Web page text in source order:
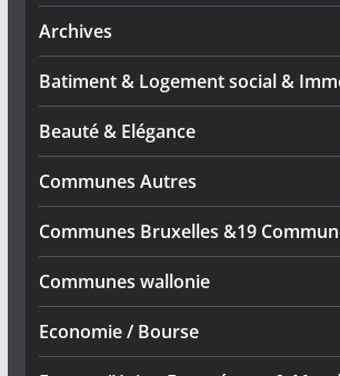
Archives
Batiment & Logement social &
Beauté & Elégance
Communes Autres
Communes Bruxelles &19
Communes wallonie
Economie / Bourse